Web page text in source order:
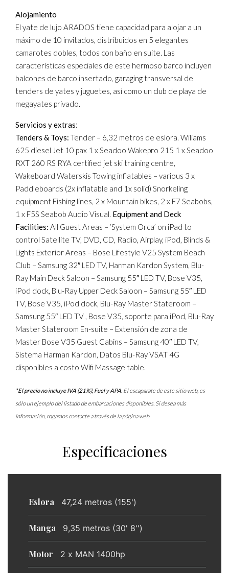
Alojamiento
El yate de lujo ARADOS tiene capacidad para alojar a un
máximo de 10 invitados, distribuidos en 5 elegantes
camarotes dobles, todos con baño en suite. Las
características especiales de este hermoso barco incluyen
balcones de barco insertado, garaging transversal de
tenders de yates y juguetes, así como un club de playa de
megayates privado.
Servicios y extras:
Tenders & Toys: Tender – 6,32 metros de eslora. Wiliams
625 diesel Jet 10 pax 1 x Seadoo Wakepro 215 1 x Seadoo
RXT 260 RS RYA certified jet ski training centre,
Wakeboard Waterskis Towing inflatables – various 3 x
Paddleboards (2x inflatable and 1x solid) Snorkeling
equipment Fishing lines, 2 x Mountain bikes, 2 x F7 Seabobs,
1 x F5S Seabob Audio Visual. Equipment and Deck
Facilities: All Guest Areas – ‘System Orca’ on iPad to
control Satellite TV, DVD, CD, Radio, Airplay, iPod, Blinds &
Lights Exterior Areas – Bose Lifestyle V25 System Beach
Club – Samsung 32″ LED TV, Harman Kardon System, Blu-
Ray Main Deck Saloon – Samsung 55″ LED TV, Bose V35,
iPod dock, Blu-Ray Upper Deck Saloon – Samsung 55″ LED
TV, Bose V35, iPod dock, Blu-Ray Master Stateroom –
Samsung 55″ LED TV , Bose V35, soporte para iPod, Blu-Ray
Master Stateroom En-suite – Extensión de zona de
Master Bose V35 Guest Cabins – Samsung 40″ LED TV,
Sistema Harman Kardon, Datos Blu-Ray VSAT 4G
disponibles a costo Wifi Massage table.
*El precio no incluye IVA (21%), Fuel y APA. El escaparate de este sitio web, es
sólo un ejemplo del listado de embarcaciones disponibles. Si desea más
información, rogamos contacte a través de la página web.
Especificaciones
Eslora 47,24 metros (155')
Manga 9,35 metros (30' 8'')
Motor 2 x MAN 1400hp